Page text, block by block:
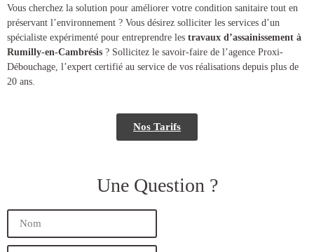
​​Vous cherchez la solution pour améliorer votre condition sanitaire tout en
préservant l’environnement ? Vous désirez solliciter les services d’un
spécialiste expérimenté pour entreprendre les travaux d’assainissement à
Rumilly-en-Cambrésis ? Sollicitez le savoir-faire de l’agence Proxi-
Débouchage, l’expert certifié au service de vos réalisations depuis plus de
20 ans.
Nos Tarifs
Une Question ?